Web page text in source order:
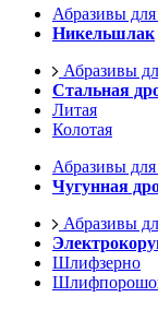
Абразивы для
Никельшлак
Абразивы
Стальная
Литая
Колотая
Абразивы для
Чугунная
Абразивы
Шлифзерно